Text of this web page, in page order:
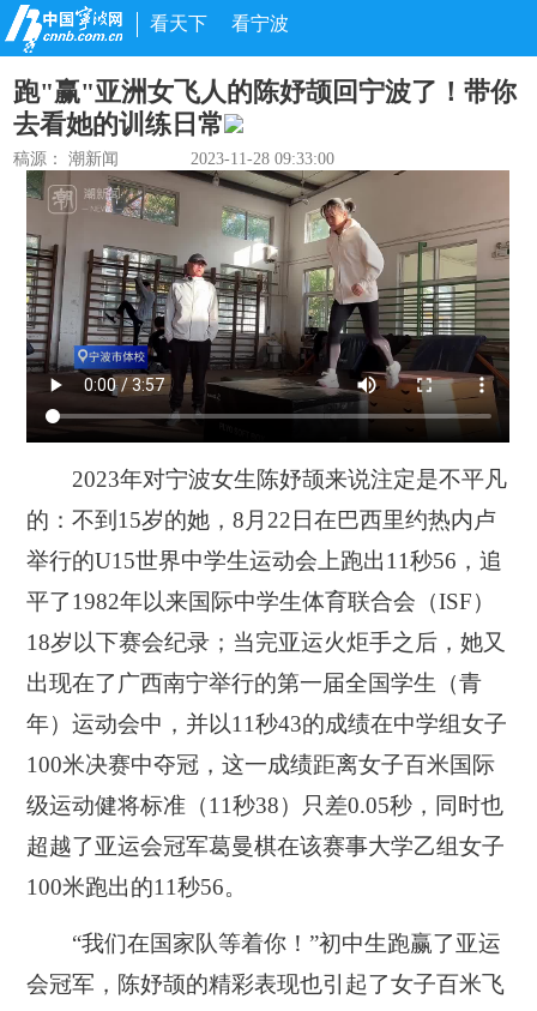
看天下 看宁波
跑"赢"亚洲女飞人的陈妤颉回宁波了！带你
去看她的训练日常
稿源：潮新闻 2023-11-28 09:33:00
2023年对宁波女生陈妤颉来说注定是不平凡
的：不到15岁的她，8月22日在巴西里约热内卢
举行的U15世界中学生运动会上跑出11秒56，追
平了1982年以来国际中学生体育联合会（ISF）
18岁以下赛会纪录；当完亚运火炬手之后，她又
出现在了广西南宁举行的第一届全国学生（青
年）运动会中，并以11秒43的成绩在中学组女子
100米决赛中夺冠，这一成绩距离女子百米国际
级运动健将标准（11秒38）只差0.05秒，同时也
超越了亚运会冠军葛曼棋在该赛事大学乙组女子
100米跑出的11秒56。
“我们在国家队等着你！”初中生跑赢了亚运
会冠军，陈妤颉的精彩表现也引起了女子百米飞